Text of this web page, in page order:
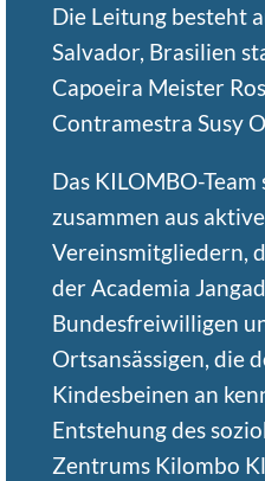
Die Leitung besteht
Salvador, Brasilien
Capoeira Meister
Contramestra Susy
Das KILOMBO-Team
zusammen aus
Vereinsmitgliedern,
der Academia
Bundesfreiwilligen
Ortsansässigen, die
Kindesbeinen an
Entstehung des
Zentrums Kilombo